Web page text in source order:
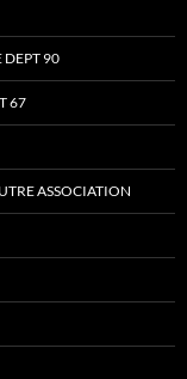
DEPT 90
67
ASSOCIATION